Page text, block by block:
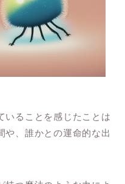
いることを感じたことは
や、誰かとの運命的な出